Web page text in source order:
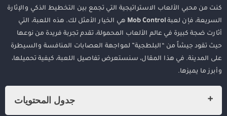
كنت من محبي الألعاب الاستراتيجية التي تجمع بين التخطيط الذكي والإثارة
السريعة، فإن لعبة Mob Control هي الخيار الأمثل لك. هذه اللعبة، التي
أثارت ضجة كبيرة في عالم الألعاب المحمولة، تقدم تجربة فريدة من نوعها
حيث تقود جيشاً من “البلطجية” لمواجهة العصابات المنافسة والسيطرة
على المدينة. في هذا المقال، سنستعرض تفاصيل اللعبة، كيفية تحميلها،
وأبرز ما يميزها.
جدول المحتويات